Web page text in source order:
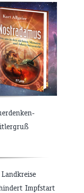
Impfstart